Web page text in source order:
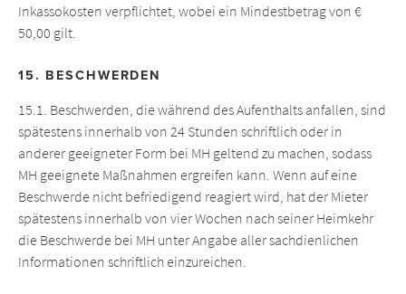
Inkassokosten verpflichtet, wobei ein Mindestbetrag von €
50,00 gilt.
15. BESCHWERDEN
15.1. Beschwerden, die während des Aufenthalts anfallen, sind
spätestens innerhalb von 24 Stunden schriftlich oder in
anderer geeigneter Form bei MH geltend zu machen, sodass
MH geeignete Maßnahmen ergreifen kann. Wenn auf eine
Beschwerde nicht befriedigend reagiert wird, hat der Mieter
spätestens innerhalb von vier Wochen nach seiner Heimkehr
die Beschwerde bei MH unter Angabe aller sachdienlichen
Informationen schriftlich einzureichen.